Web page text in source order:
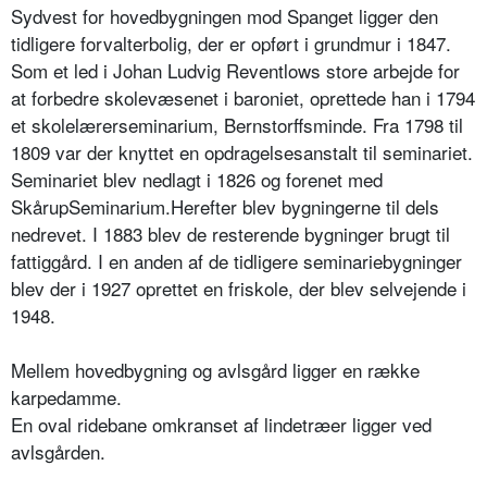
Sydvest for hovedbygningen mod Spanget ligger den
tidligere forvalterbolig, der er opført i grundmur i 1847.
Som et led i Johan Ludvig Reventlows store arbejde for
at forbedre skolevæsenet i baroniet, oprettede han i 1794
et skolelærerseminarium, Bernstorffsminde. Fra 1798 til
1809 var der knyttet en opdragelsesanstalt til seminariet.
Seminariet blev nedlagt i 1826 og forenet med
SkårupSeminarium.Herefter blev bygningerne til dels
nedrevet. I 1883 blev de resterende bygninger brugt til
fattiggård. I en anden af de tidligere seminariebygninger
blev der i 1927 oprettet en friskole, der blev selvejende i
1948.
Mellem hovedbygning og avlsgård ligger en række
karpedamme.
En oval ridebane omkranset af lindetræer ligger ved
avlsgården.